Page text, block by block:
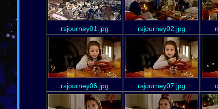
rsjourney01.jpg rsjourney02.jpg
rsjourney06.jpg rsjourney07.jpg